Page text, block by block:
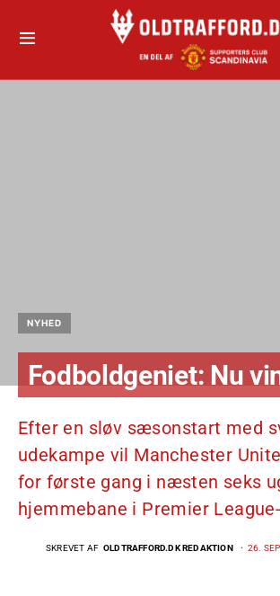
NYHED
Fodboldgeniet: Nu
Efter en sløv sæsonstart med
udekampe vil Manchester
for første gang i næsten seks
hjemmebane i Premier
SKREVET AF OLDTRAFFORD.DK REDAKTION 26.